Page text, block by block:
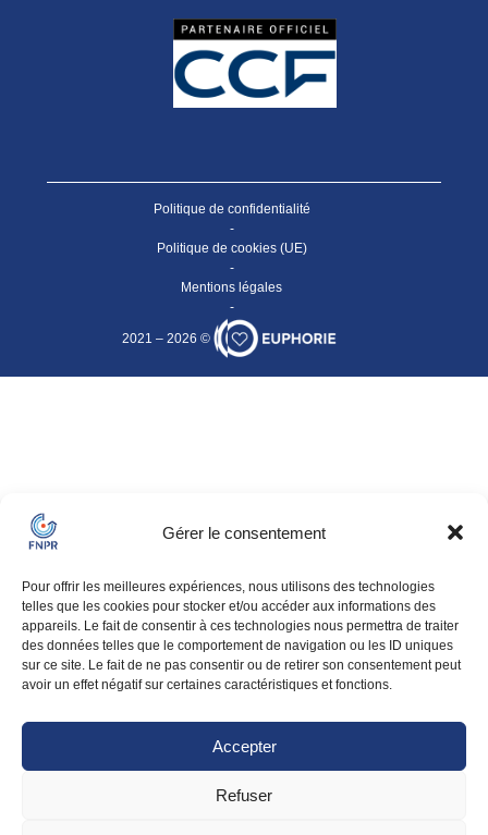
Gérer le consentement
Pour offrir les meilleures expériences, nous utilisons des technologies
telles que les cookies pour stocker et/ou accéder aux informations des
appareils. Le fait de consentir à ces technologies nous permettra de traiter
des données telles que le comportement de navigation ou les ID uniques
sur ce site. Le fait de ne pas consentir ou de retirer son consentement peut
avoir un effet négatif sur certaines caractéristiques et fonctions.
Accepter
Refuser
Politique de confidentialité
-
Politique de cookies (UE)
-
Mentions légales
-
2021 – 2026 ©